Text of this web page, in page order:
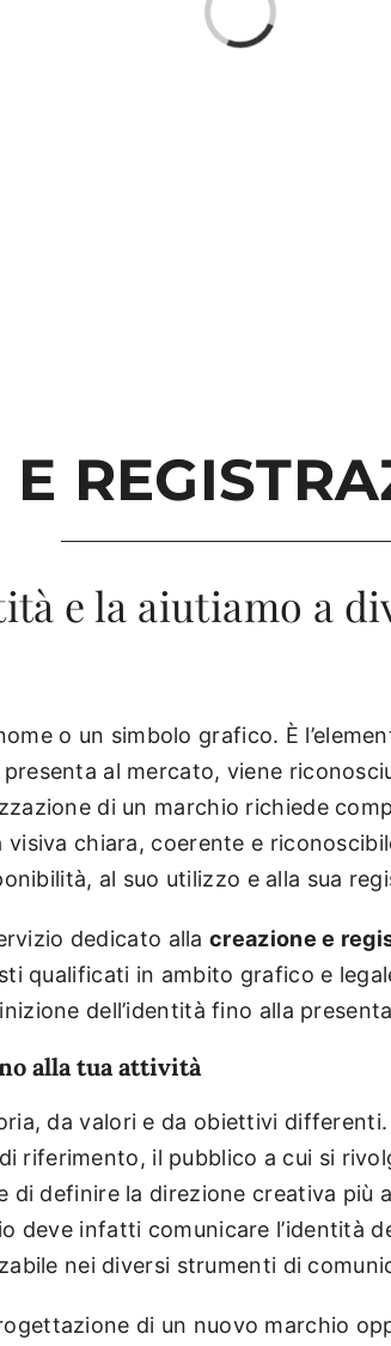
e la aiutiamo a
o un simbolo grafico. È
al mercato, viene
di un marchio richiede
visiva chiara, coerente e
al suo utilizzo e alla sua
dedicato allacreazione e
qualificati in ambito grafico e
dell’identità fino alla
alla tua attività
da valori e da obiettivi
riferimento, il pubblico a cui si
di definire la direzione creativa più
deve infatti comunicare l’identità
nei diversi strumenti di
di un nuovo marchio